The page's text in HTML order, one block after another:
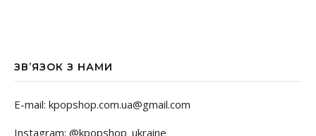
ЗВ’ЯЗОК З НАМИ
E-mail: kpopshop.com.ua@gmail.com
Instagram: @kpopshop_ukraine